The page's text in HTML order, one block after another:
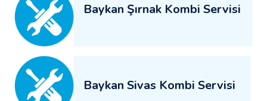
Baykan Şırnak Kombi Servisi
Baykan Sivas Kombi Servisi